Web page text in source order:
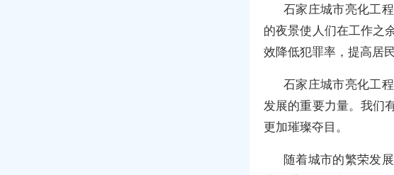
石家庄城市亮化工
的夜景使人们在工作之
效降低犯罪率，提高居
石家庄城市亮化工
发展的重要力量。我们
更加璀璨夺目。
随着城市的繁荣发